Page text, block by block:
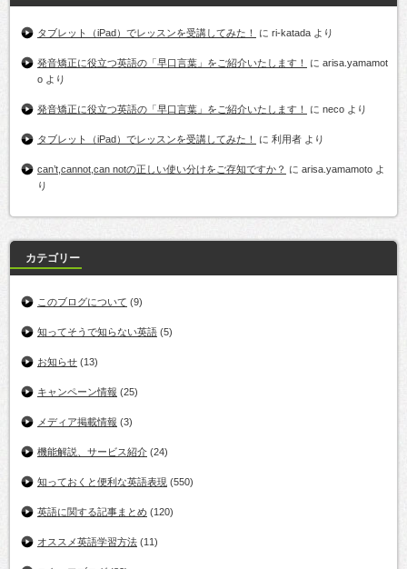
タブレット（iPad）でレッスンを受講してみた！ に ri-katada より
発音矯正に役立つ英語の「早口言葉」をご紹介いたします！ に arisa.yamamot
o より
発音矯正に役立つ英語の「早口言葉」をご紹介いたします！ に neco より
タブレット（iPad）でレッスンを受講してみた！ に 利用者 より
can’t,cannot,can notの正しい使い分けをご存知ですか？ に arisa.yamamoto よ
り
カテゴリー
このブログについて (9)
知ってそうで知らない英語 (5)
お知らせ (13)
キャンペーン情報 (25)
メディア掲載情報 (3)
機能解説、サービス紹介 (24)
知っておくと便利な英語表現 (550)
英語に関する記事まとめ (120)
オススメ英語学習方法 (11)